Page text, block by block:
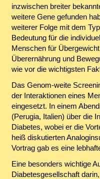
inzwischen breiter
weitere Gene gefunden
weiterer Folge mit dem
Bedeutung für die
Menschen für
Überernährung und
wie vor die wichtigsten
Das Genom-weite
der Interaktionen eines
eingesetzt. In einem
(Perugia, Italien) über die
Diabetes, wobei er die
heiß diskutierten
Vortrag gab es eine
Eine besonders wichtige
Diabetesgesellschaft